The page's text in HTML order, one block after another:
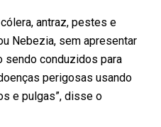
antraz, pestes e
Nebezia, sem apresentar
sendo conduzidos para
perigosas usando
e pulgas”, disse o